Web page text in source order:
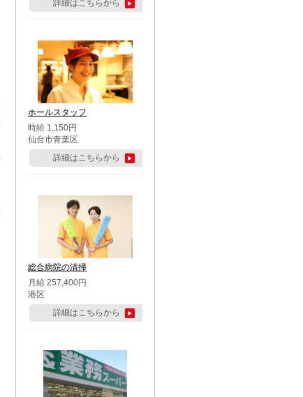
詳細はこちらから
ホールスタッフ
時給 1,150円
仙台市青葉区
詳細はこちらから
総合病院の清掃
月給 257,400円
港区
詳細はこちらから